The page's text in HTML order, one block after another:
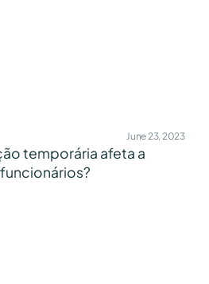
June 23, 2023
temporária afeta a